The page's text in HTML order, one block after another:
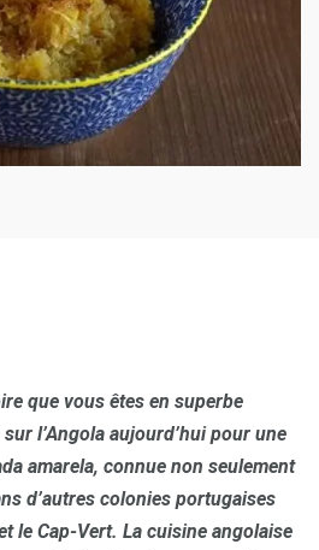
que vous êtes en superbe
l’Angola aujourd’hui pour une
amarela, connue non seulement
d’autres colonies portugaises
le Cap-Vert. La cuisine angolaise